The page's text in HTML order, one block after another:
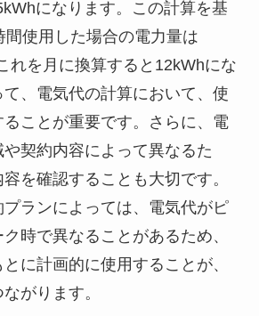
になります。この計算を基
間使用した場合の電力量は
れを月に換算すると12kWhにな
て、電気代の計算において、使
ことが重要です。さらに、電
契約内容によって異なるた
を確認することも大切です。
ランによっては、電気代がピ
時で異なることがあるため、
に計画的に使用することが、
がります。